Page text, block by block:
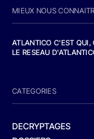
MIEUX NOUS
ATLANTICO C'EST QUI,
LE RESEAU
CATEGORIES
DECRYPTAGES